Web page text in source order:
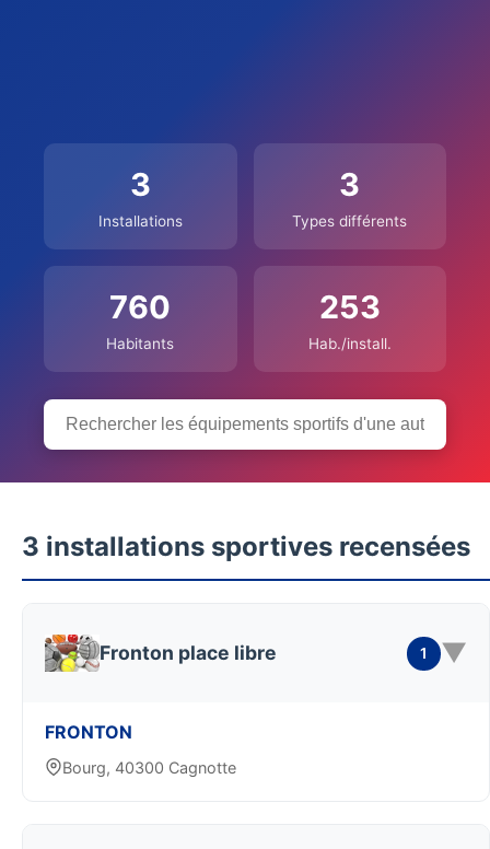
3
Installations
3
Types différents
760
Habitants
253
Hab./install.
3 installations sportives recensées
Fronton place libre 1 ▼
FRONTON
Bourg, 40300 Cagnotte